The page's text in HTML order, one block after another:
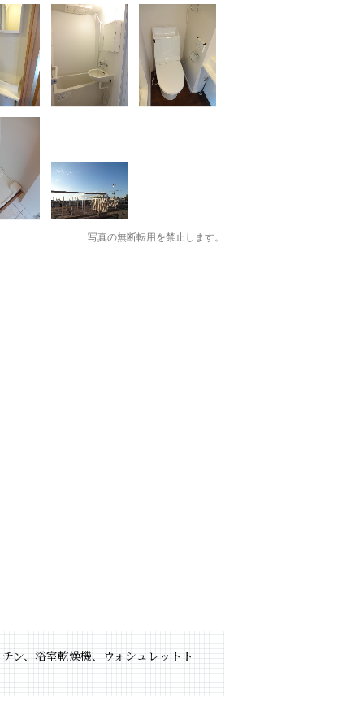
写真の無断転用を禁止します。
ン、浴室乾燥機、ウォシュレットト